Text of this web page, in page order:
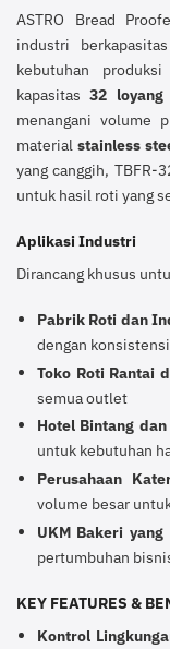
ASTRO Bread
industri
kebutuhan
kapasitas32 loyang
menangani volume
material stainless
yang canggih,
untuk hasil roti yang
Aplikasi Industri
Dirancang khusus
Pabrik Roti dan
dengan
Toko Roti Rantai
semua outlet
Hotel Bintang
untuk kebutuhan
Perusahaan
volume besar
UKM Bakeri
pertumbuhan
KEY FEATURES &
Kontrol